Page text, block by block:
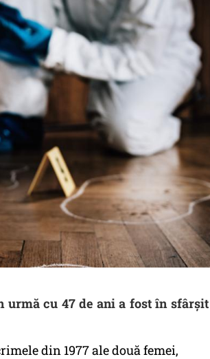
urmă cu 47 de ani a fost în sfârșit
din 1977 ale două femei,